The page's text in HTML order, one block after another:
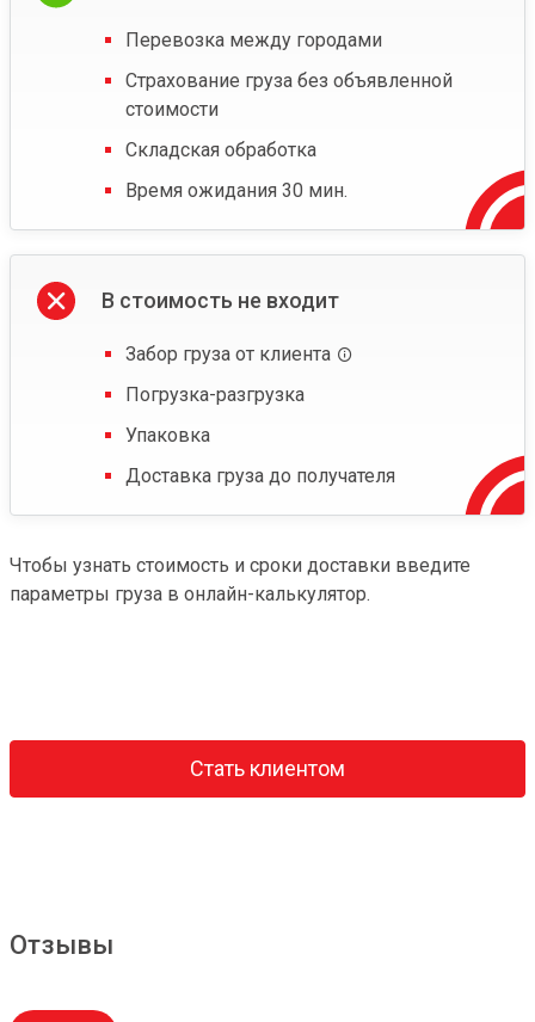
Перевозка между городами
Страхование груза без объявленной
стоимости
Складская обработка
Время ожидания 30 мин.
В стоимость не входит
Забор груза от клиента
Погрузка-разгрузка
Упаковка
Доставка груза до получателя
Чтобы узнать стоимость и сроки доставки введите
параметры груза в онлайн-калькулятор.
Стать клиентом
Отзывы